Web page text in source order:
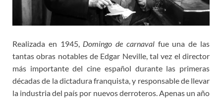
Realizada en 1945, Domingo de carnavalfue una de las
tantas obras notables de Edgar Neville, tal vez el director
más importante del cine español durante las primeras
décadas de la dictadura franquista, y responsable de llevar
la industria del país por nuevos derroteros. Apenas un año